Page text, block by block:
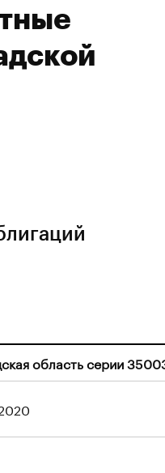
область серии